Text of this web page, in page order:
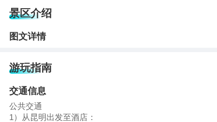
景区介绍
图文详情
游玩指南
交通信息
公共交通
1）从昆明出发至酒店：